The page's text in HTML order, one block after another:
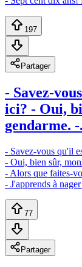
197
Partager
- Savez-
ici? - Oui,
gendarme. -
- Savez-vous qu'il
- Oui, bien sûr,
- Alors que faites-
- J'apprends à
77
Partager